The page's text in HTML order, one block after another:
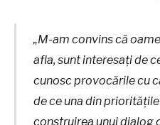
„M-am convins că
afla, sunt interesați de
cunosc provocările cu
de ce una din
construirea unui dialog